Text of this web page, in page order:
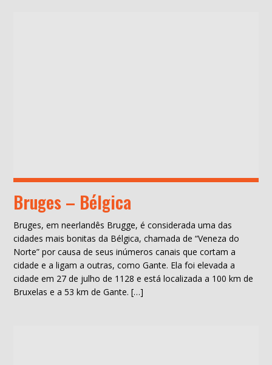
Bruges – Bélgica
Bruges, em neerlandês Brugge, é considerada uma das
cidades mais bonitas da Bélgica, chamada de “Veneza do
Norte” por causa de seus inúmeros canais que cortam a
cidade e a ligam a outras, como Gante. Ela foi elevada a
cidade em 27 de julho de 1128 e está localizada a 100 km de
Bruxelas e a 53 km de Gante. […]